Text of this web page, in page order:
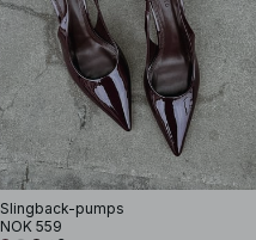
Slingback-pumps
NOK 559